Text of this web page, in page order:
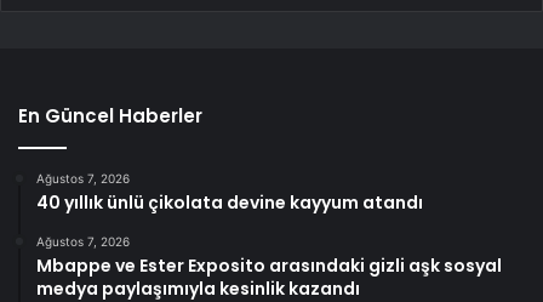
En Güncel Haberler
Ağustos 7, 2026
40 yıllık ünlü çikolata devine kayyum atandı
Ağustos 7, 2026
Mbappe ve Ester Exposito arasındaki gizli aşk sosyal
medya paylaşımıyla kesinlik kazandı